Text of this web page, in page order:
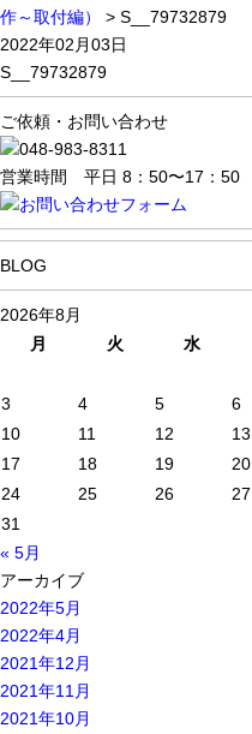
作～取付編）
> S__79732879
2022年02月03日
S__79732879
ご依頼・お問い合わせ
営業時間 平日 8：50〜17：50
BLOG
2026年8月
月
火 水
3
4 5 6
10
11 12 13
17
18 19 20
24
25 26 27
31
« 5月
アーカイブ
2022年5月
2022年4月
2021年12月
2021年11月
2021年10月